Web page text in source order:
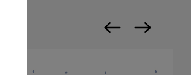
Previous slide
Next slide